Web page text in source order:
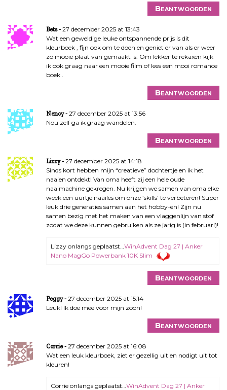
Beantwoorden
Bets
27 december 2025 at 13:43
Wat een geweldige leuke ontspannende prijs is dit
kleurboek , fijn ook om te doen en geniet er van als er weer
zo mooie plaat van gemaakt is. Om lekker te rekaxen kijk
ik ook graag naar een mooie film of lees een mooi romance
boek .
Beantwoorden
Nency
27 december 2025 at 13:56
Nou zelf ga ik graag wandelen.
Beantwoorden
Lizzy
27 december 2025 at 14:18
Sinds kort hebben mijn “creatieve” dochtertje en ik het
naaien ontdekt! Van oma heeft zij een hele oude
naaimachine gekregen. Nu krijgen we samen van oma elke
week een uurtje naailes om onze ‘skills’ te verbeteren! Super
leuk drie generaties samen aan het hobby-en! Zijn nu
samen bezig met het maken van een vlaggenlijn van stof
zodat we deze kunnen gebruiken als ze jarig is (in februari)!
Lizzy onlangs geplaatst… WinAdvent Dag 27 | Anker
Nano MagGo Powerbank 10K Slim
Beantwoorden
Peggy
27 december 2025 at 15:14
Leuk! Ik doe mee voor mijn zoon!
Beantwoorden
Corrie
27 december 2025 at 16:08
Wat een leuk kleurboek, ziet er gezellig uit en nodigt uit tot
kleuren!
Corrie onlangs geplaatst… WinAdvent Dag 27 | Anker